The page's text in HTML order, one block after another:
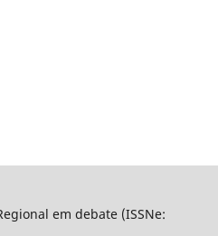
em debate (ISSNe: